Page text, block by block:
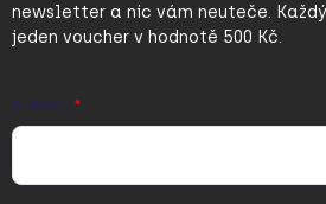
newsletter a nic vám neuteče.
jeden voucher v hodnotě 500 Kč.
E-MAIL